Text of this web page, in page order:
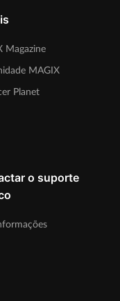
Magazine
MAGIX
Planet
o suporte